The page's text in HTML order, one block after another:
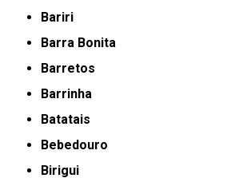
Bariri
Barra Bonita
Barretos
Barrinha
Batatais
Bebedouro
Birigui